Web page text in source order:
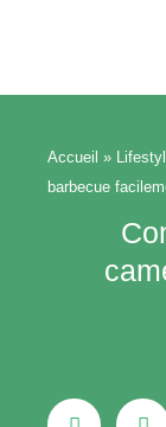
Accueil »
barbecue